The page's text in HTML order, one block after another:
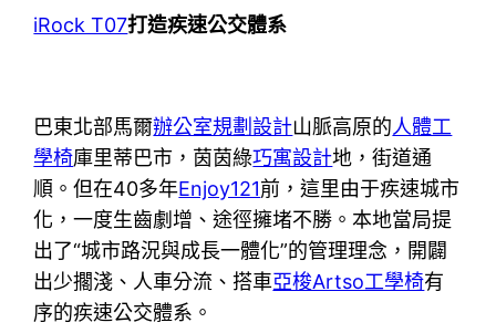
iRock T07打造疾速公交體系
巴東北部馬爾辦公室規劃設計山脈高原的人體工
學椅庫里蒂巴市，茵茵綠巧寓設計地，街道通
順。但在40多年Enjoy121前，這里由于疾速城市
化，一度生齒劇增、途徑擁堵不勝。本地當局提
出了“城市路況與成長一體化”的管理理念，開闢
出少擱淺、人車分流、搭車亞梭Artso工學椅有
序的疾速公交體系。